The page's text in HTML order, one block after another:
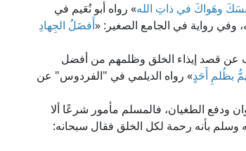
وهَواكَ في ذاتِ الله» رواه أبو نُعَيم في
وفي رواية في الجامع الصغير: «أَفضَلُ الجِهادِ
عن قصد إيذاء الخلق وظلمهم من أفضل
بظُلمِ أَحَدٍ» رواه الديلمي في "الفردوس" عن
ودفع الطغيان، فالمسلم مأمور شرعًا ألا
وسلم بأنه رحمة لكل الخلق فقال سبحانه: